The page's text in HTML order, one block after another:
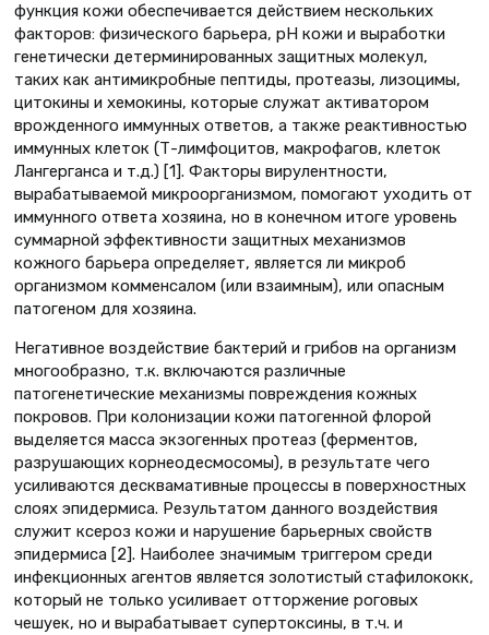
функция кожи обеспечивается действием нескольких
факторов: физического барьера, pH кожи и выработки
генетически детерминированных защитных молекул,
таких как антимикробные пептиды, протеазы, лизоцимы,
цитокины и хемокины, которые служат активатором
врожденного иммунных ответов, а также реактивностью
иммунных клеток (Т-лимфоцитов, макрофагов, клеток
Лангерганса и т.д.) [1]. Факторы вирулентности,
вырабатываемой микроорганизмом, помогают уходить от
иммунного ответа хозяина, но в конечном итоге уровень
суммарной эффективности защитных механизмов
кожного барьера определяет, является ли микроб
организмом комменсалом (или взаимным), или опасным
патогеном для хозяина.
Негативное воздействие бактерий и грибов на организм
многообразно, т.к. включаются различные
патогенетические механизмы повреждения кожных
покровов. При колонизации кожи патогенной флорой
выделяется масса экзогенных протеаз (ферментов,
разрушающих корнеодесмосомы), в результате чего
усиливаются десквамативные процессы в поверхностных
слоях эпидермиса. Результатом данного воздействия
служит ксероз кожи и нарушение барьерных свойств
эпидермиса [2]. Наиболее значимым триггером среди
инфекционных агентов является золотистый стафилококк,
который не только усиливает отторжение роговых
чешуек, но и вырабатывает супертоксины, в т.ч. и